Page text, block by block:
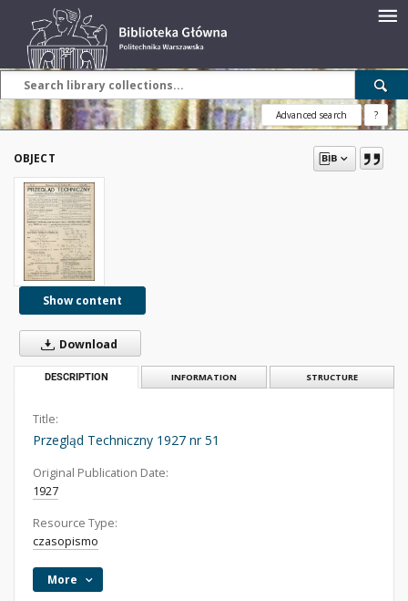
Advanced search ?
OBJECT
Show content
Download
DESCRIPTION INFORMATION STRUCTURE
Title:
Przegląd Techniczny 1927 nr 51
Original Publication Date:
1927
Resource Type:
czasopismo
More